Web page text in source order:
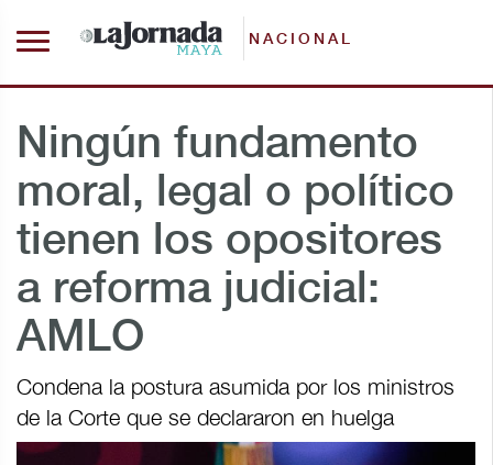
NACIONAL
Ningún fundamento
moral, legal o político
tienen los opositores
a reforma judicial:
AMLO
Condena la postura asumida por los ministros
de la Corte que se declararon en huelga